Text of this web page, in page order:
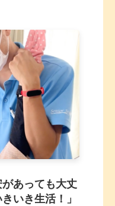
あっても大丈
いき生活！」